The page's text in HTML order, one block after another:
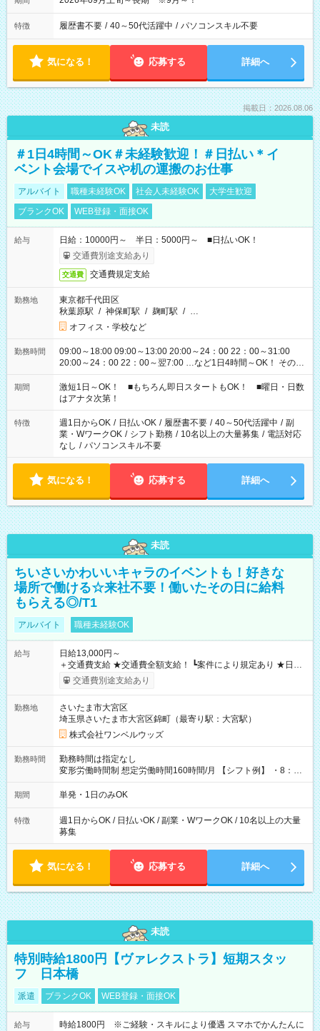
特徴 履歴書不要 / 40～50代活躍中 / パソコンスキル不要
気になる！ 応募する 詳細へ
掲載日：2026.08.06
未読
＃1日4時間～OK＃未経験歓迎！＃日払い＊イ
ベント会場でイスや机の運搬のお仕事
アルバイト 職種未経験OK 社会人未経験OK
大学生歓迎
ブランクOK
WEB登録・面接OK
給与
日給：10000円～ 半日：5000円～ ■日払いOK！
交通費別途支給あり
交通費 交通費規定支給
勤務地
東京都千代田区
秋葉原駅 / 神保町駅 / 麹町駅 / …
オフィス・学校など
勤務時間
09:00～18:00 09:00～13:00 20:00～24：00 22：00～31:00
20:00～24：00 22：00～翌7:00 …など1日4時間～OK！ その他
シフトもございます！ お気軽にご相談ください！
期間
激短1日～OK！ ■もちろん即日スタートもOK！ ■曜日・日数
はアナタ次第！
特徴 週1日からOK / 日払いOK / 履歴書不要 / 40～50代活躍中 / 副
業・WワークOK / シフト勤務 / 10名以上の大量募集 / 電話対応
なし / パソコンスキル不要
気になる！ 応募する 詳細へ
未読
ちいさいかわいいキャラのイベントも！好きな
場所で働ける☆来社不要！働いたその日に給料
もらえる◎/T1
アルバイト 職種未経験OK
給与
日給13,000円～
＋交通費支給 ★交通費全額支給！ ┗案件により規定あり ★日払
いOK！（規定あり） ┗働いたその日に現金GET♪ お仕事後はコ
ンビニATMから 日払い分を引き落とせます！ 【試用期間】試
交通費別途支給あり
勤務地
さいたま市大宮区
埼玉県さいたま市大宮区錦町（最寄り駅：大宮駅）
株式会社ワンベルウッズ
勤務時間
勤務時間は指定なし
変形労働時間制 想定労働時間160時間/月 【シフト例】 ・8：00
～21：00
期間 単発・1日のみOK
特徴
週1日からOK / 日払いOK / 副業・WワークOK / 10名以上の大量
募集
気になる！ 応募する 詳細へ
未読
特別時給1800円【ヴァレクストラ】短期スタッ
フ 日本橋
派遣 ブランクOK WEB登録・面接OK
給与
時給1800円 ※ご経験・スキルにより優遇 スマホでかんたんに